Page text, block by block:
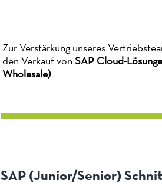
Zur Verstärkung unseres
den Verkauf von SAP Cloud-
Wholesale)
SAP (Junior/Senior)